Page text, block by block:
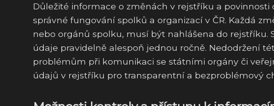
Důležité informace o změnách v rejstříku a
správné fungování spolků a organizací v ČR. Každá
nebo orgánů spolku, musí být nahlášena do rejstříku.
údaje pravidelně alespoň jednou ročně. Nedodržení
problémům při komunikaci se státními orgány či
údajů v rejstříku pro transparentní a bezproblémový